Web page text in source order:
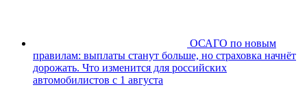
ОСАГО по новым
правилам: выплаты станут больше, но страховка начнёт
дорожать. Что изменится для российских
автомобилистов с 1 августа